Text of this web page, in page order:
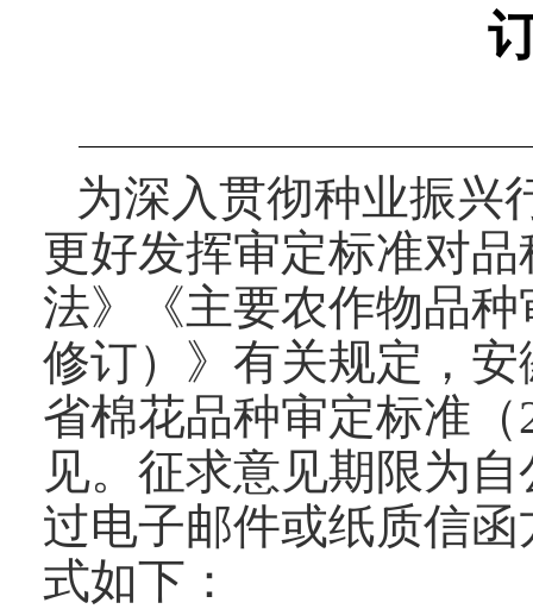
为深入贯彻种业振兴
更好发挥审定标准对
法》《主要农作物品
修订）》有关规定，
省棉花品种审定标准
见。征求意见期限为
过电子邮件或纸质信
式如下：